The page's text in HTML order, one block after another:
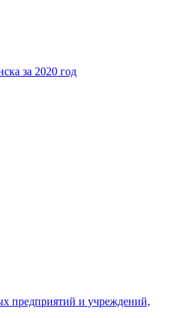
за 2020 год
предприятий и учреждений,